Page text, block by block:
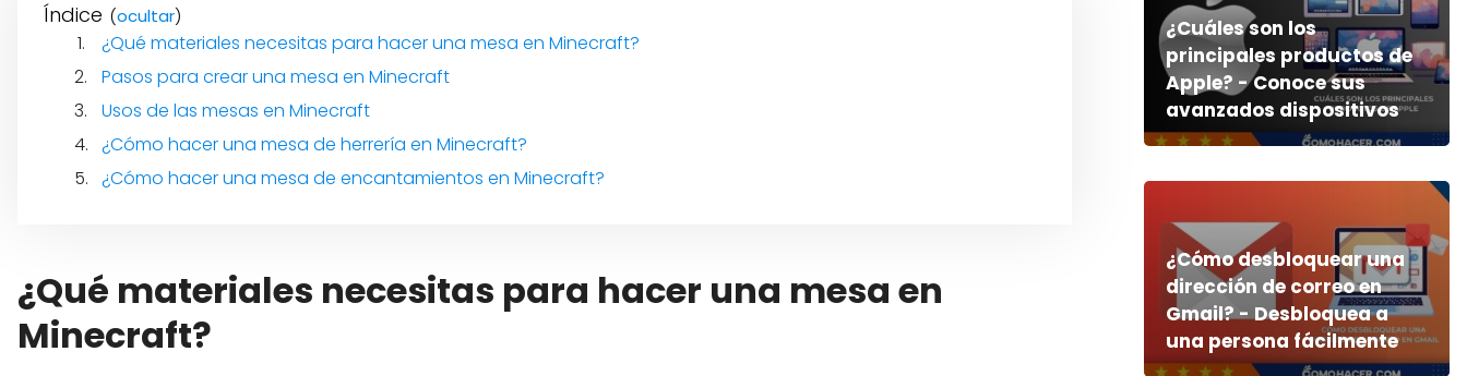
Índice ( )
¿Qué materiales necesitas para hacer una mesa en Minecraft?
Pasos para crear una mesa en Minecraft
Usos de las mesas en Minecraft
¿Cómo hacer una mesa de herrería en Minecraft?
¿Cómo hacer una mesa de encantamientos en Minecraft?
¿Qué materiales necesitas para hacer una mesa en
Minecraft?
¿Cuáles son los
principales productos de
Apple? - Conoce sus
avanzados dispositivos
¿Cómo desbloquear una
dirección de correo en
Gmail? - Desbloquea a
una persona fácilmente